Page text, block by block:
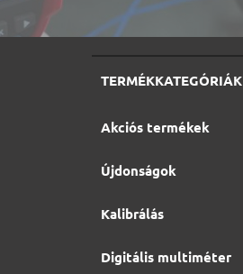
TERMÉKKATEGÓRIÁK
Akciós termékek
Újdonságok
Kalibrálás
Digitális multiméter